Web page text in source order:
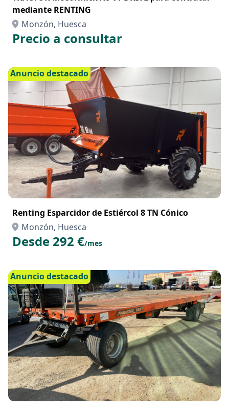
mediante RENTING
Monzón, Huesca
Precio a consultar
Anuncio destacado
Renting Esparcidor de Estiércol 8 TN Cónico
Monzón, Huesca
Desde 292 €/mes
Anuncio destacado